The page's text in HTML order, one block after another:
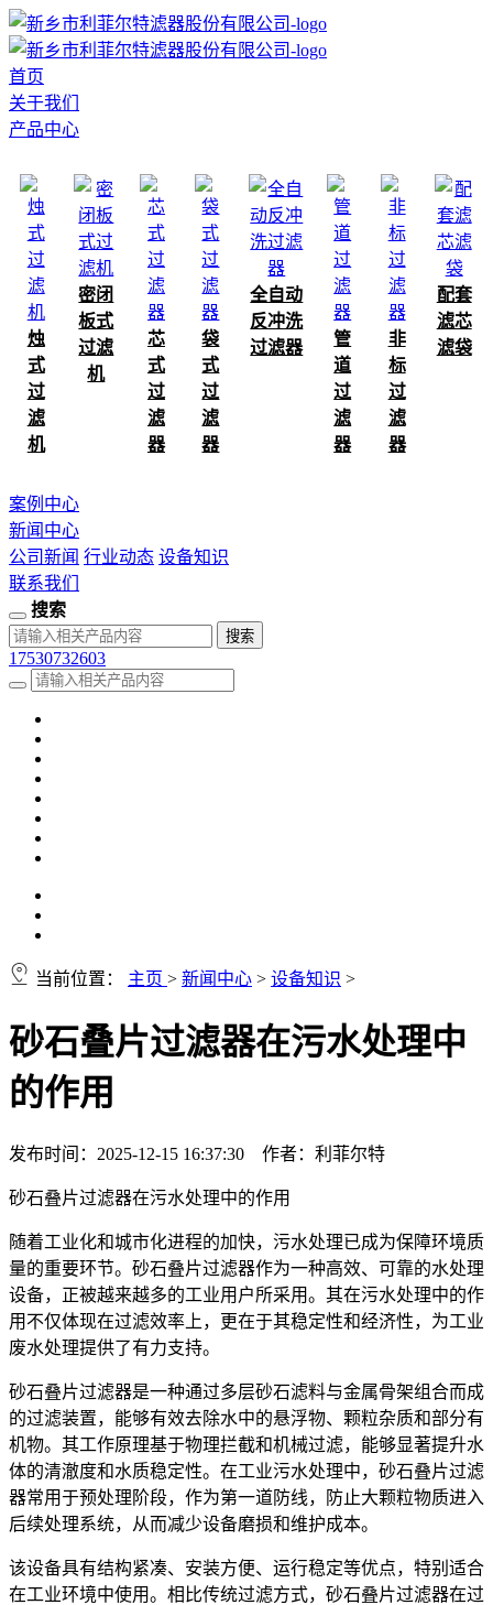
首页
关于我们
产品中心
烛
式
过
滤
机
密闭
板式
过滤
机
芯
式
过
滤
器
袋
式
过
滤
器
全自动
反冲洗
过滤器
管
道
过
滤
器
非
标
过
滤
器
配套
滤芯
滤袋
案例中心
新闻中心
公司新闻 行业动态 设备知识
联系我们
搜索
17530732603
当前位置： 主页 > 新闻中心 > 设备知识 >
砂石叠片过滤器在污水处理中
的作用
发布时间：2025-12-15 16:37:30 作者：利菲尔特
砂石叠片过滤器在污水处理中的作用
随着工业化和城市化进程的加快，污水处理已成为保障环境质
量的重要环节。砂石叠片过滤器作为一种高效、可靠的水处理
设备，正被越来越多的工业用户所采用。其在污水处理中的作
用不仅体现在过滤效率上，更在于其稳定性和经济性，为工业
废水处理提供了有力支持。
砂石叠片过滤器是一种通过多层砂石滤料与金属骨架组合而成
的过滤装置，能够有效去除水中的悬浮物、颗粒杂质和部分有
机物。其工作原理基于物理拦截和机械过滤，能够显著提升水
体的清澈度和水质稳定性。在工业污水处理中，砂石叠片过滤
器常用于预处理阶段，作为第一道防线，防止大颗粒物质进入
后续处理系统，从而减少设备磨损和维护成本。
该设备具有结构紧凑、安装方便、运行稳定等优点，特别适合
在工业环境中使用。相比传统过滤方式，砂石叠片过滤器在过